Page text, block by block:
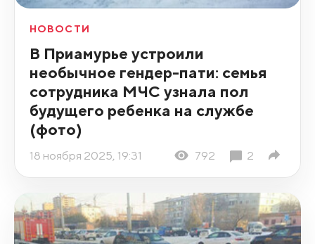
НОВОСТИ
В Приамурье устроили
необычное гендер-пати: семья
сотрудника МЧС узнала пол
будущего ребенка на службе
(фото)
18 ноября 2025, 19:31 792 2